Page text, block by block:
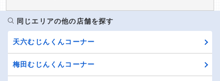
同じエリアの他の店舗を探す
天六むじんくんコーナー
梅田むじんくんコーナー